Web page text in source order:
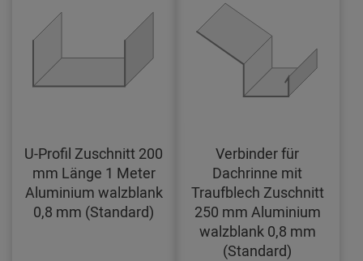
U-Profil Zuschnitt 200
mm Länge 1 Meter
Aluminium walzblank
0,8 mm (Standard)
Verbinder für
Dachrinne mit
Traufblech Zuschnitt
250 mm Aluminium
walzblank 0,8 mm
(Standard)